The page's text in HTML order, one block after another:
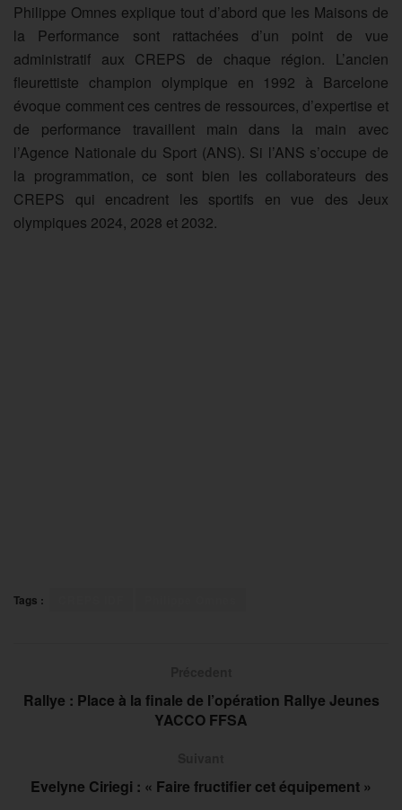
Philippe Omnes explique tout d’abord que les Maisons de
la Performance sont rattachées d’un point de vue
administratif aux CREPS de chaque région. L’ancien
fleurettiste champion olympique en 1992 à Barcelone
évoque comment ces centres de ressources, d’expertise et
de performance travaillent main dans la main avec
l’Agence Nationale du Sport (ANS). Si l’ANS s’occupe de
la programmation, ce sont bien les collaborateurs des
CREPS qui encadrent les sportifs en vue des Jeux
olympiques 2024, 2028 et 2032.
Tags :
Rallye : Place à la finale de l’opération Rallye Jeunes
YACCO FFSA
Evelyne Ciriegi : « Faire fructifier cet équipement »